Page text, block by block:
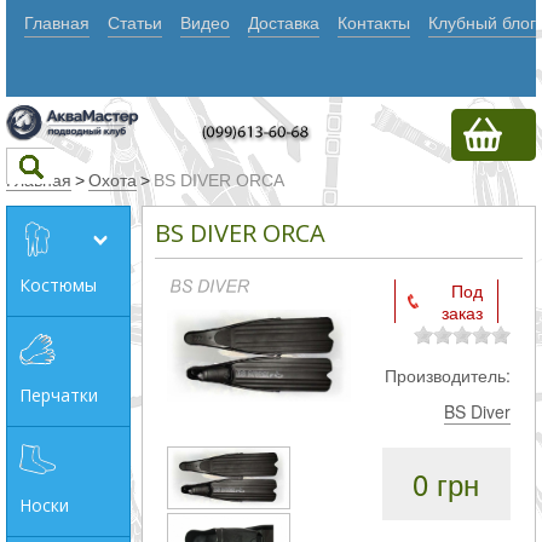
Главная Статьи Видео Доставка Контакты Клубный блог
Текст
Искать
Любое из
слов
слова
Точное
Главная >Охота > BS DIVER ORCA
Костюмы
Перчатки
Носки
BS DIVER ORCA
Под
заказ
Производитель:
BS Diver
0 грн